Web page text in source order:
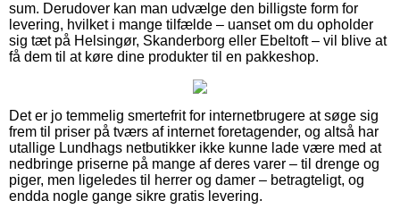
sum. Derudover kan man udvælge den billigste form for
levering, hvilket i mange tilfælde – uanset om du opholder
sig tæt på Helsingør, Skanderborg eller Ebeltoft – vil blive at
få dem til at køre dine produkter til en pakkeshop.
Det er jo temmelig smertefrit for internetbrugere at søge sig
frem til priser på tværs af internet foretagender, og altså har
utallige Lundhags netbutikker ikke kunne lade være med at
nedbringe priserne på mange af deres varer – til drenge og
piger, men ligeledes til herrer og damer – betragteligt, og
endda nogle gange sikre gratis levering.